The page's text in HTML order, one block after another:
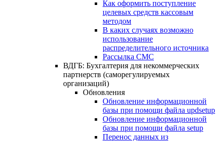
Как оформить поступление
целевых средств кассовым
методом
В каких случаях возможно
использование
распределительного источника
Рассылка СМС
ВДГБ: Бухгалтерия для некоммерческих
партнерств (саморегулируемых
организаций)
Обновления
Обновление информационной
базы при помощи файла updsetup
Обновление информационной
базы при помощи файла setup
Перенос данных из